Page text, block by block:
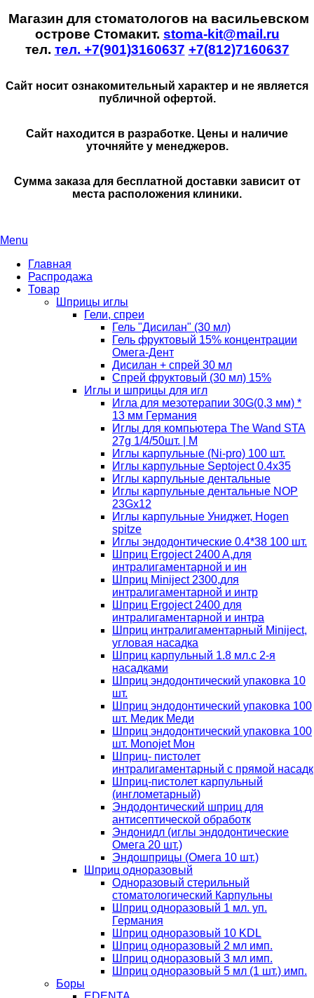
Магазин для стоматологов на васильевском
острове Стомакит. stoma-kit@mail.ru
тел. тел. +7(901)3160637 +7(812)7160637
Сайт носит ознакомительный характер и не является
публичной офертой.
Сайт находится в разработке. Цены и наличие
уточняйте у менеджеров.
Сумма заказа для бесплатной доставки зависит от
места расположения клиники.
Menu
Главная
Распродажа
Товар
Шприцы иглы
Гели, спреи
Гель "Дисилан" (30 мл)
Гель фруктовый 15% концентрации
Омега-Дент
Дисилан + спрей 30 мл
Спрей фруктовый (30 мл) 15%
Иглы и шприцы для игл
Игла для мезотерапии 30G(0,3 мм) *
13 мм Германия
Иглы для компьютера The Wand STA
27g 1/4/50шт. | M
Иглы карпульные (Ni-pro) 100 шт.
Иглы карпульные Septoject 0.4х35
Иглы карпульные дентальные
Иглы карпульные дентальные NOP
23Gх12
Иглы карпульные Униджет, Hogen
spitze
Иглы эндодонтические 0.4*38 100 шт.
Шприц Ergoject 2400 A,для
интралигаментарной и ин
Шприц Miniject 2300,для
интралигаментарной и интр
Шприц Ergoject 2400 для
интралигаментарной и интра
Шприц интралигаментарный Miniject,
угловая насадка
Шприц карпульный 1.8 мл.с 2-я
насадками
Шприц эндодонтический упаковка 10
шт.
Шприц эндодонтический упаковка 100
шт. Медик Меди
Шприц эндодонтический упаковка 100
шт. Monojet Мон
Шприц- пистолет
интралигаментарный с прямой насадк
Шприц-пистолет карпульный
(инглометарный)
Эндодонтический шприц для
антисептической обработк
Эндонидл (иглы эндодонтические
Омега 20 шт.)
Эндошприцы (Омега 10 шт.)
Шприц одноразовый
Одноразовый стерильный
стоматологический Карпульны
Шприц одноразовый 1 мл. уп.
Германия
Шприц одноразовый 10 KDL
Шприц одноразовый 2 мл имп.
Шприц одноразовый 3 мл имп.
Шприц одноразовый 5 мл (1 шт.) имп.
Боры